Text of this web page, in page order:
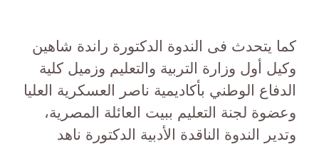
كما يتحدث فى الندوة الدكتورة راندة شاهين
وكيل أول وزارة التربية والتعليم وزميل كلية
الدفاع الوطني بأكاديمية ناصر العسكرية العليا
وعضوة لجنة التعليم ببيت العائلة المصرية،
وتدير الندوة الناقدة الأدبية الدكتورة ناهد